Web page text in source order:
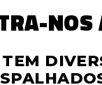
NOS